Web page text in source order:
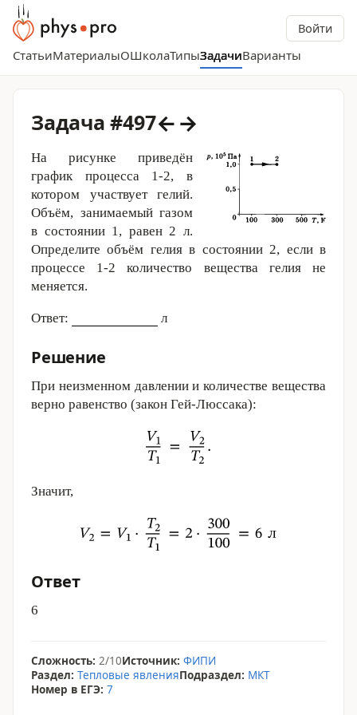
Войти
СтатьиМатериалыОШколаТипыЗадачиВарианты
Задача #497←→
На рисунке приведён
график процесса 1-2, в
котором участвует гелий.
Объём, занимаемый газом
в состоянии 1, равен2 л.
Определите объём гелия в состоянии 2, если в
процессе 1-2 количество вещества гелия не
меняется.
Ответ: л
Решение
При неизменном давлении и количестве вещества
верно равенство (закон Гей-Люссака):
Значит,
Ответ
6
Сложность: 2/10Источник: ФИПИ
Раздел: Тепловые явленияПодраздел: МКТ
Номер в ЕГЭ: 7